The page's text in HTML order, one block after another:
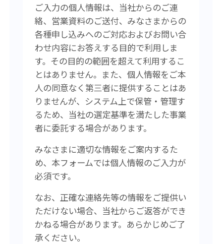
ご入力の個人情報は、当社からのご連
絡、営業資料のご送付、みなさまからの
各種申し込みへのご対応およびお問い合
わせ内容にお答えする目的で利用しま
す。その目的の範囲を超えて利用するこ
とはありません。また、個人情報をご本
人の同意なく第三者に提供することはあ
りませんが、システム上で保管・管理す
るため、当社の選定基準を満たした事業
者に委託する場合があります。
みなさまに適切な情報をご案内するた
め、本フォームでは個人情報のご入力が
必須です。
なお、正確な連絡先等の情報をご提供い
ただけない場合、当社からご返答ができ
かねる場合があります。あらかじめご了
承ください。